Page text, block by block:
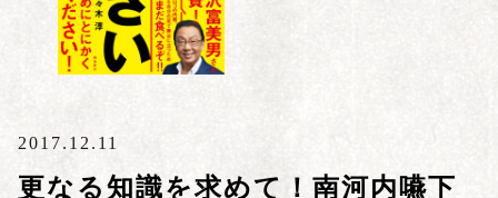
2017.12.11
更なる知識を求めて！南河内嚥下